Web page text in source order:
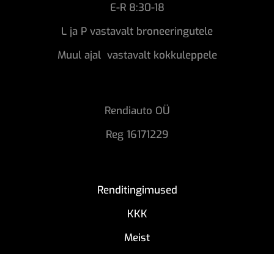
E-R 8:30-18
L ja P vastavalt broneeringutele
Muul ajal vastavalt kokkuleppele
Rendiauto OÜ
Reg 16171229
Renditingimused
KKK
Meist